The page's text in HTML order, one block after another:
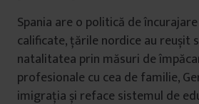
Spania are o politică de
calificate, țările nordice au reușit
natalitatea prin măsuri de
profesionale cu cea de familie,
imigrația și reface sistemul de